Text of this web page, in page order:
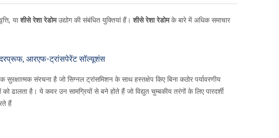
याशीसे रेशा रेडोमउद्योग की संबंधित युक्तियां हैं।शीसे रेशा रेडोमके बारे में अधिक समाचार
आरएफ-ट्रांसपेरेंट सॉल्यूशंस
संरचना है जो सिग्नल ट्रांसमिशन के साथ हस्तक्षेप किए बिना कठोर पर्यावरणीय
को ढालता है। ये कवर उन सामग्रियों से बने होते हैं जो विद्युत चुम्बकीय तरंगों के लिए पारदर्शी
हैं